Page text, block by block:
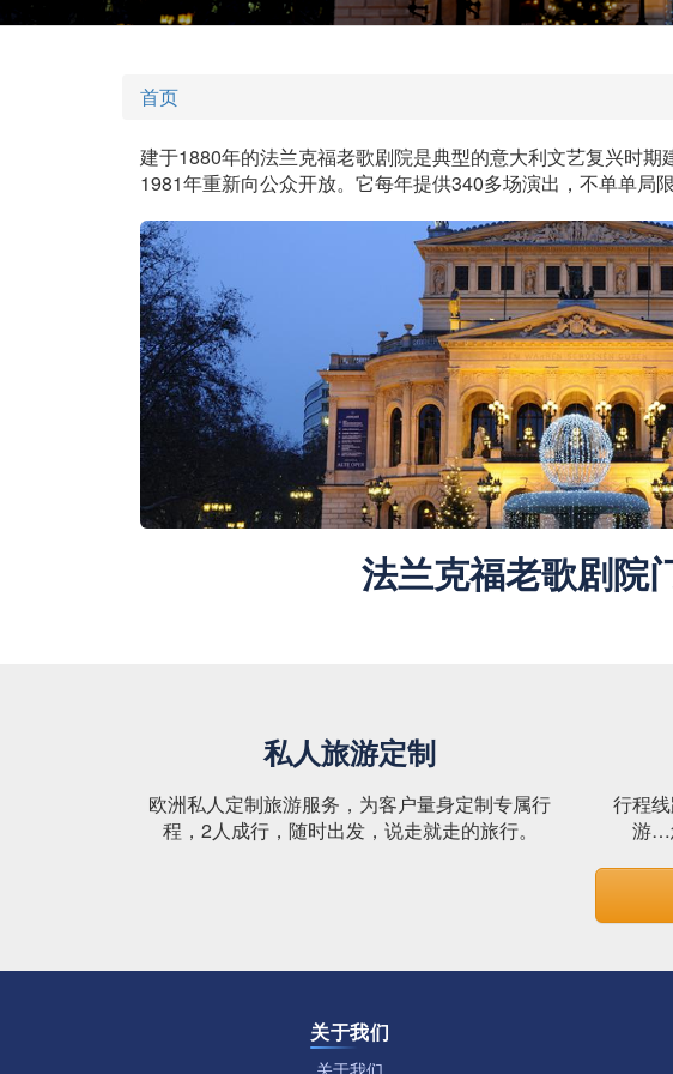
首页
建于1880年的法兰克福老歌剧院是典型的意大利文艺复兴时
1981年重新向公众开放。它每年提供340多场演出，不单单局
法兰克福老歌剧院
私人旅游定制
欧洲私人定制旅游服务，为客户量身定制专属行
程，2人成行，随时出发，说走就走的旅行。
行程
游…
关于我们